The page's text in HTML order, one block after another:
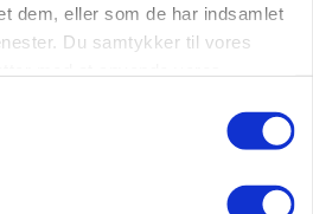
dem, eller som de har indsamlet
Du samtykker til vores
Annonce